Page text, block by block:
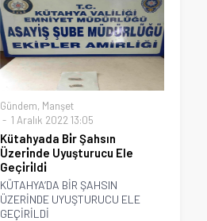
Gündem, Manşet
1 Aralık 2022 13:05
Kütahyada Bi̇r Şahsın
Üzeri̇nde Uyuşturucu Ele
Geçi̇ri̇ldi̇
KÜTAHYA’DA BİR ŞAHSIN
ÜZERİNDE UYUŞTURUCU ELE
GEÇİRİLDİ